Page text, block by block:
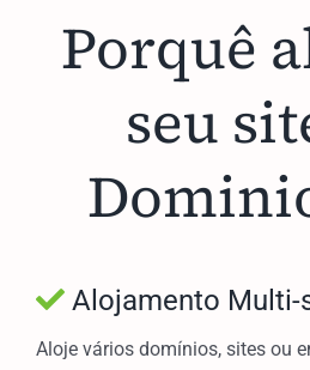
Porquê
seu
Alojamento Multi-
Aloje vários domínios, sites ou